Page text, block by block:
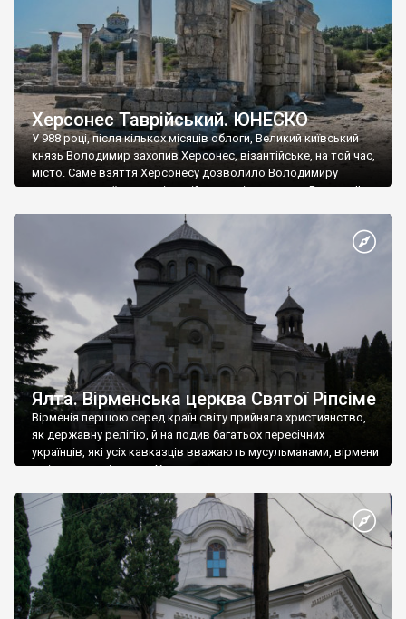
Херсонес Таврійський. ЮНЕСКО
У 988 році, після кількох місяців облоги, Великий київський
князь Володимир захопив Херсонес, візантійське, на той час,
місто. Саме взяття Херсонесу дозволило Володимиру
диктувати свої умови візантійському імператору Василю ІІ, та
Херсонесі Володимир-язичник, став Василем-християнином.
А потім було Хрещення Русі. На честь Херсонесу Таврійського
Ялта. Вірменська церква Святої Ріпсіме
Вірменія першою серед країн світу прийняла християнство,
як державну релігію, й на подив багатьох пересічних
українців, які усіх кавказців вважають мусульманами, вірмени
є відданими вірянами Христа